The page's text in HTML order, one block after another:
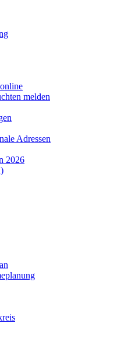
melden
Adressen
2026